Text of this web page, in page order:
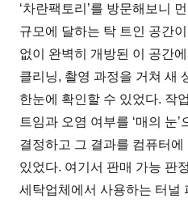
‘차란팩토리’를 방문해보니
규모에 달하는 탁 트인 공간
없이 완벽히 개방된 이 공간
클리닝, 촬영 과정을 거쳐 새
한눈에 확인할 수 있었다. 작
트임과 오염 여부를 ‘매의 눈
결정하고 그 결과를 컴퓨터에
있었다. 여기서 판매 가능 판
세탁업체에서 사용하는 터널